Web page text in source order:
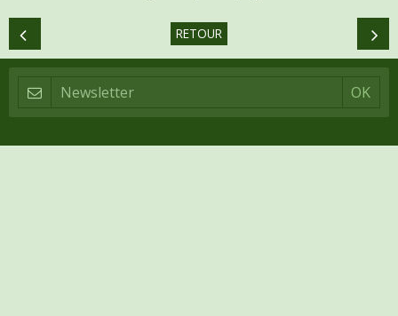
RETOUR